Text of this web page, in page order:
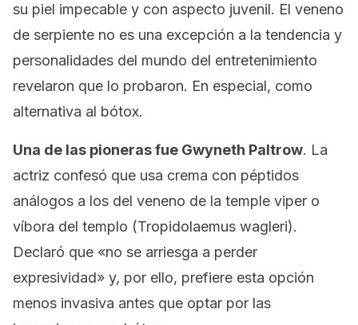
su piel impecable y con aspecto juvenil. El veneno
de serpiente no es una excepción a la tendencia y
personalidades del mundo del entretenimiento
revelaron que lo probaron. En especial, como
alternativa al bótox.
Una de las pioneras fue Gwyneth Paltrow. La
actriz confesó que usa crema con péptidos
análogos a los del veneno de la temple viper o
víbora del templo (Tropidolaemus wagleri).
Declaró que «no se arriesga a perder
expresividad» y, por ello, prefiere esta opción
menos invasiva antes que optar por las